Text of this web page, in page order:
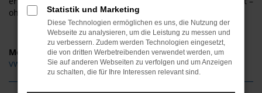
ohne Kompromisse.
Modelle
VW Polo Harzkreis
Statistik und Marketing
Diese Technologien ermöglichen es uns, die Nutzung der
Webseite zu analysieren, um die Leistung zu messen und
zu verbessern. Zudem werden Technologien eingesetzt,
die von dritten Werbetreibenden verwendet werden, um
Sie auf anderen Webseiten zu verfolgen und um Anzeigen
zu schalten, die für Ihre Interessen relevant sind.